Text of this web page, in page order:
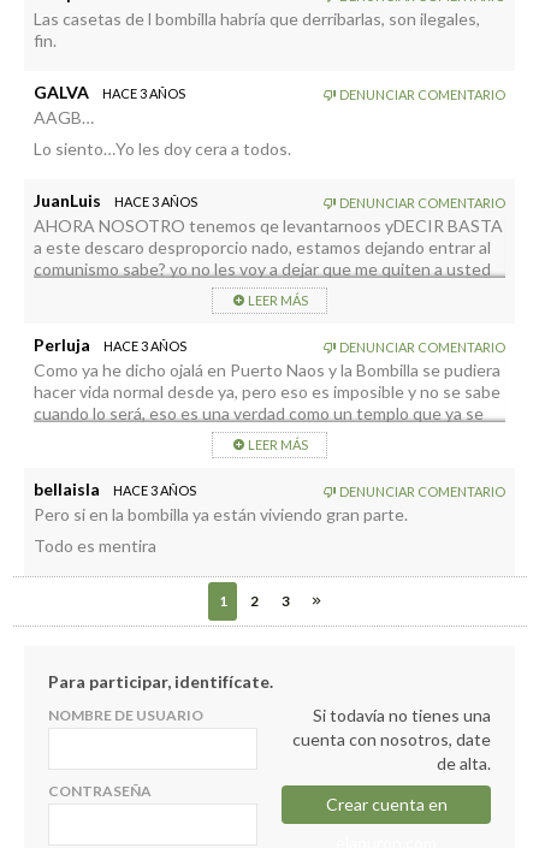
Las casetas de l bombilla habría que derribarlas, son ilegales,
fin.
GALVA HACE 3 AÑOS DENUNCIAR COMENTARIO
AAGB…
Lo siento…Yo les doy cera a todos.
JuanLuis HACE 3 AÑOS DENUNCIAR COMENTARIO
AHORA NOSOTRO tenemos qe levantarnoos yDECIR BASTA
a este descaro desproporcio nado, estamos dejando entrar al
comunismo sabe? yo no les voy a dejar que me quiten a usted
lo suyo ni a mi lo mío obviamente yo le hablo. le hablo le digo de
que, de nuestras calles, nuestras playas, nuestra LIBERTAD
RASCARSE la cabeza y que se pongan vds. a pensar, lo de los
gasses si se instala un meidor pero luego las medidas estan
ocultas para la poblacion o se filtran solo datos COCINADOS.
ejemplo: a mi me gustaría saber por ejempl porque nadie habla
del acido fluorhidricco, el . tetrafluorocarbonato,. etc. porque
se sabe que hay menos gas del que se dice pero se usa la
medidicion de los datos que se han elegido porque calzan la
narrativa, pero se oculta el resto. transparencia y LIBERTAD
LEER MÁS
Perluja HACE 3 AÑOS DENUNCIAR COMENTARIO
Como ya he dicho ojalá en Puerto Naos y la Bombilla se pudiera
hacer vida normal desde ya, pero eso es imposible y no se sabe
cuando lo será, eso es una verdad como un templo que ya se
conocía por todos los partidos antes de las elecciones, todo lo
demás intentos de tapar el sol con un dedo . Se entrará cuando
todopoderoso que lo cambie, a la opinión pública se la puede
manipular, a la naturaleza no.
LEER MÁS
bellaisla HACE 3 AÑOS DENUNCIAR COMENTARIO
Pero si en la bombilla ya están viviendo gran parte.
Todo es mentira
1 2 3
Para participar, identifícate.
NOMBRE DE USUARIO
CONTRASEÑA
Si todavía no tienes una
cuenta con nosotros, date
de alta.
Crear cuenta en